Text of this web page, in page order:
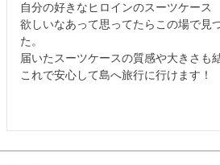
自分の好きなヒロインのスーツケース
欲しいなあって思ってたらこの場で見
た。
届いたスーツケースの質感や大きさも
これで安心して島へ旅行に行けます！